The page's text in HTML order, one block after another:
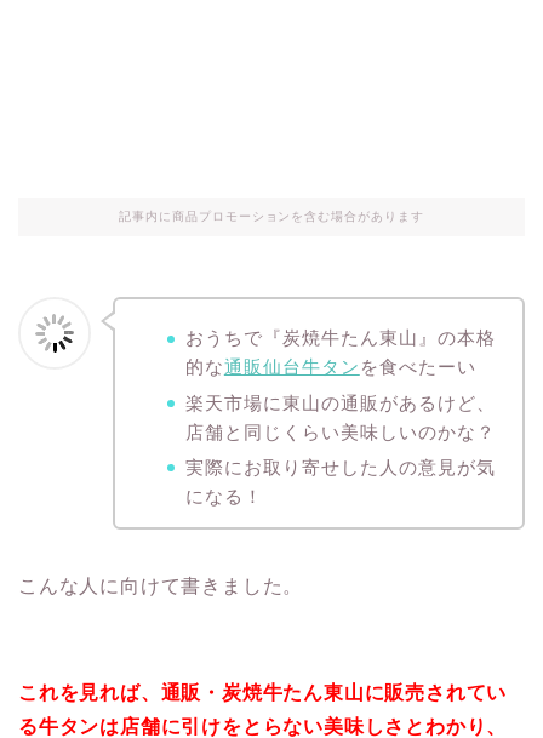
記事内に商品プロモーションを含む場合があります
おうちで『炭焼牛たん東山』の本格
的な通販仙台牛タン を食べたーい
楽天市場に東山の通販があるけど、
店舗と同じくらい美味しいのかな？
実際にお取り寄せした人の意見が気
になる！
こんな人に向けて書きました。
これを見れば、通販・炭焼牛たん東山に販売されてい
る牛タンは店舗に引けをとらない美味しさとわかり、